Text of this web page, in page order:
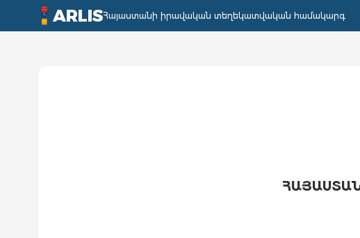
ARLISՀայաստանի իրավական տեղեկատվական համակարգ